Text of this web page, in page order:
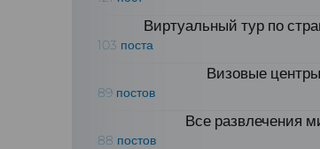
Виртуальный тур по
103 поста
Визовые центры
89 постов
Все развлечения
88 постов